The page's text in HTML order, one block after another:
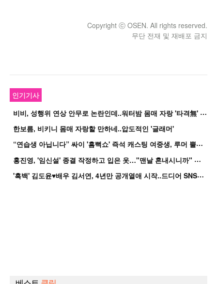
Copyright ⓒ OSEN. All rights reserved.
무단 전재 및 재배포 금지
인기기사
비
비, 성행위 연상 안무로 논란인데..워터밤 몸매 자랑 '타격無' 근황
한보름, 비키니 몸매 자랑할 만하네..압도적인 '글래머'
“
연습생 아닙니다” 싸이 '흠뻑쇼' 즉석 캐스팅 여중생, 루머 뿔났다[Oh!쎈 이...
홍
진영, '임신설' 종결 작정하고 입은 옷…"맨날 혼내시니까" 억울
'
흑백' 김도윤♥배우 김서연, 4년만 공개열애 시작..드디어 SNS에 노출 [핫피...